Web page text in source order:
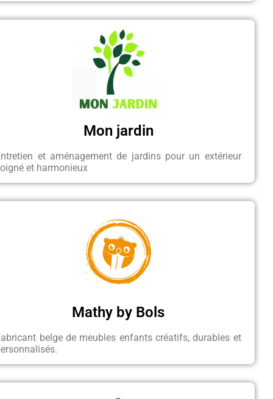
Mon jardin
et aménagement de jardins pour un extérieur
et harmonieux
Mathy by Bols
belge de meubles enfants créatifs, durables et